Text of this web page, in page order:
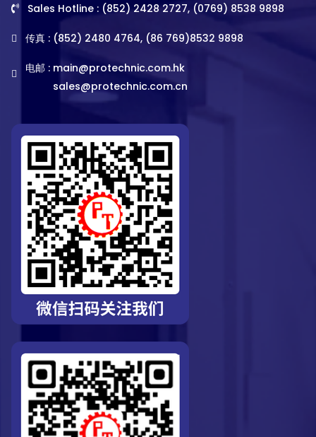
Sales Hotline : (852) 2428 2727, (0769) 8538 9898
传真 : (852) 2480 4764, (86 769)8532 9898
电邮 : main@protechnic.com.hk
sales@protechnic.com.cn